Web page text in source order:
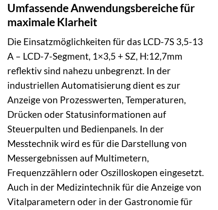
Umfassende Anwendungsbereiche für
maximale Klarheit
Die Einsatzmöglichkeiten für das LCD-7S 3,5-13
A – LCD-7-Segment, 1×3,5 + SZ, H:12,7mm
reflektiv sind nahezu unbegrenzt. In der
industriellen Automatisierung dient es zur
Anzeige von Prozesswerten, Temperaturen,
Drücken oder Statusinformationen auf
Steuerpulten und Bedienpanels. In der
Messtechnik wird es für die Darstellung von
Messergebnissen auf Multimetern,
Frequenzzählern oder Oszilloskopen eingesetzt.
Auch in der Medizintechnik für die Anzeige von
Vitalparametern oder in der Gastronomie für